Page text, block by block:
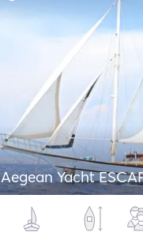
Aegean Yacht